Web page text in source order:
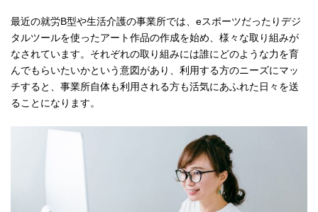
最近の就労B型や生活介護の事業所では、eスポーツだったりデジ
タルツールを使ったアート作品の作成を始め、様々な取り組みが
なされています。それぞれの取り組みには誰にどのような力を育
んでもらいたいかという意図があり、利用する方のニーズにマッ
チすると、事業所自体も利用される方も活気にあふれた日々を送
ることになります。